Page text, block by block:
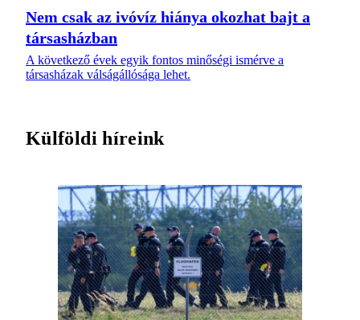
Nem csak az ivóvíz hiánya okozhat bajt a
társasházban
A következő évek egyik fontos minőségi ismérve a
társasházak válságállósága lehet.
Külföldi híreink